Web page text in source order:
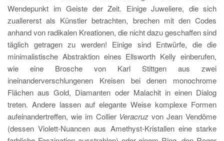
Wendepunkt im Geiste der Zeit. Einige Juweliere, die sich
zuallererst als Künstler betrachten, brechen mit den Codes
anhand von radikalen Kreationen, die nicht dazu geschaffen sind
täglich getragen zu werden! Einige sind Entwürfe, die die
minimalistische Abstraktion eines Ellsworth Kelly einberufen,
wie eine Brosche von Karl Stittgen aus zwei
ineinanderverschlungenen Kreisen bei denen monochrome
Flächen aus Gold, Diamanten oder Malachit in einen Dialog
treten. Andere lassen auf elegante Weise komplexe Formen
aufeinandertreffen, wie im Collier Veracruz von Jean Vendôme
(dessen Violett-Nuancen aus Amethyst-Kristallen eine starke